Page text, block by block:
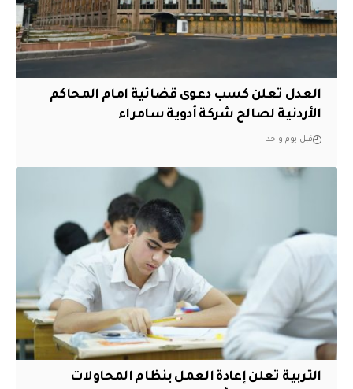
العدل تعلن كسب دعوى قضائية امام المحاكم
الأردنية لصالح شركة أدوية سامراء
قبل يوم واحد
التربية تعلن إعادة العمل بنظام المحاولات